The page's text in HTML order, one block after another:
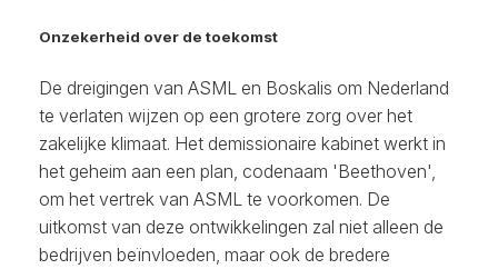
Onzekerheid over de toekomst
De dreigingen van ASML en Boskalis om Nederland
te verlaten wijzen op een grotere zorg over het
zakelijke klimaat. Het demissionaire kabinet werkt in
het geheim aan een plan, codenaam 'Beethoven',
om het vertrek van ASML te voorkomen. De
uitkomst van deze ontwikkelingen zal niet alleen de
bedrijven beïnvloeden, maar ook de bredere